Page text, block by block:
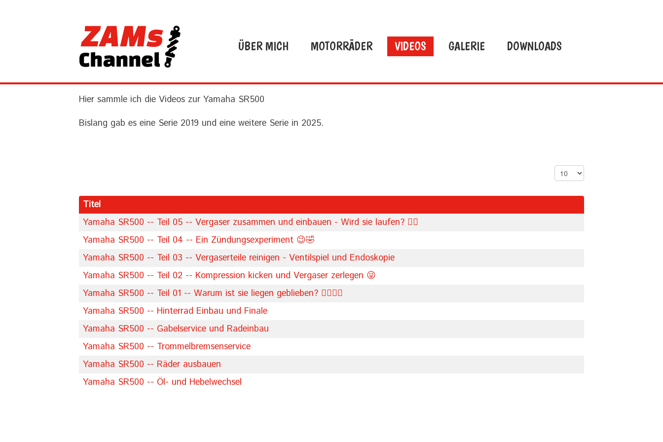
ÜBER MICH MOTORRÄDER VIDEOS GALERIE DOWNLOADS
Hier sammle ich die Videos zur Yamaha SR500
Bislang gab es eine Serie 2019 und eine weitere Serie in 2025.
Anzeige #
Titel
Yamaha SR500 -- Teil 05 -- Vergaser zusammen und einbauen - Wird sie laufen? 🤷‍♂️
Yamaha SR500 -- Teil 04 -- Ein Zündungsexperiment 😉🤣
Yamaha SR500 -- Teil 03 -- Vergaserteile reinigen - Ventilspiel und Endoskopie
Yamaha SR500 -- Teil 02 -- Kompression kicken und Vergaser zerlegen 😜
Yamaha SR500 -- Teil 01 -- Warum ist sie liegen geblieben? 🤷‍♂️🤦‍♂️
Yamaha SR500 -- Hinterrad Einbau und Finale
Yamaha SR500 -- Gabelservice und Radeinbau
Yamaha SR500 -- Trommelbremsenservice
Yamaha SR500 -- Räder ausbauen
Yamaha SR500 -- Öl- und Hebelwechsel